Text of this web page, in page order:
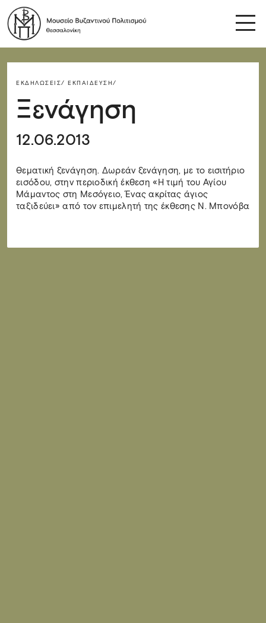
ΕΚΔΗΛΏΣΕΙΣ/ ΕΚΠΑΊΔΕΥΣΗ/
Ξενάγηση
12.06.2013
Θεματική ξενάγηση. Δωρεάν ξενάγηση, με το εισιτήριο
εισόδου, στην περιοδική έκθεση «Η τιμή του Αγίου
Μάμαντος στη Μεσόγειο, Ένας ακρίτας άγιος
ταξιδεύει» από τον επιμελητή της έκθεσης Ν. Μπονόβα